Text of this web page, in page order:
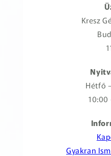
Kresz
Hétfő
Gyakran